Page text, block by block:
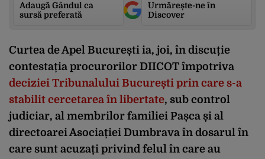
Adaugă Gândul ca
sursă preferată
Urmărește-ne în
Discover
Curtea de Apel București ia, joi, în discuție
contestația procurorilor DIICOT împotriva
deciziei Tribunalului București prin care s-a
stabilit cercetarea în libertate, sub control
judiciar, al membrilor familiei Pașca și al
directoarei Asociației Dumbrava în dosarul în
care sunt acuzați privind felul în care au